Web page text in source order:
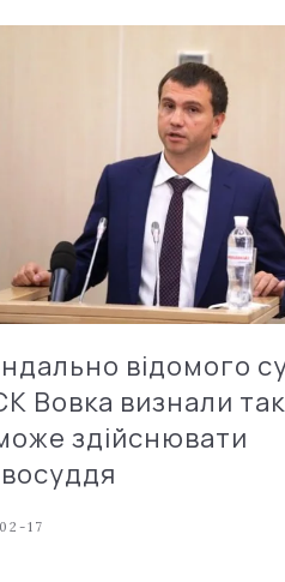
відомого
Вовка визнали
здійснювати
17